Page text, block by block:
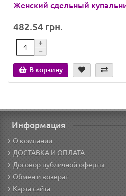
Женский сдельный
482.54 грн.
В корзину
Информация
О компании
ДОСТАВКА И ОПЛАТА
Договор публичной оферты
Обмен и возврат
Карта сайта